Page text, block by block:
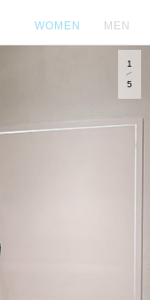
WOMEN MEN
1
5